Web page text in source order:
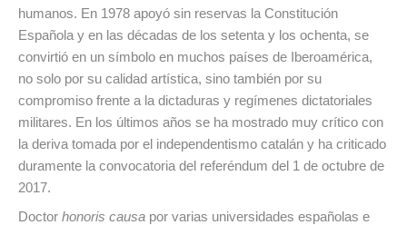
humanos. En 1978 apoyó sin reservas la Constitución
Española y en las décadas de los setenta y los ochenta, se
convirtió en un símbolo en muchos países de Iberoamérica,
no solo por su calidad artística, sino también por su
compromiso frente a la dictaduras y regímenes dictatoriales
militares. En los últimos años se ha mostrado muy crítico con
la deriva tomada por el independentismo catalán y ha criticado
duramente la convocatoria del referéndum del 1 de octubre de
2017.
Doctor honoris causa por varias universidades españolas e